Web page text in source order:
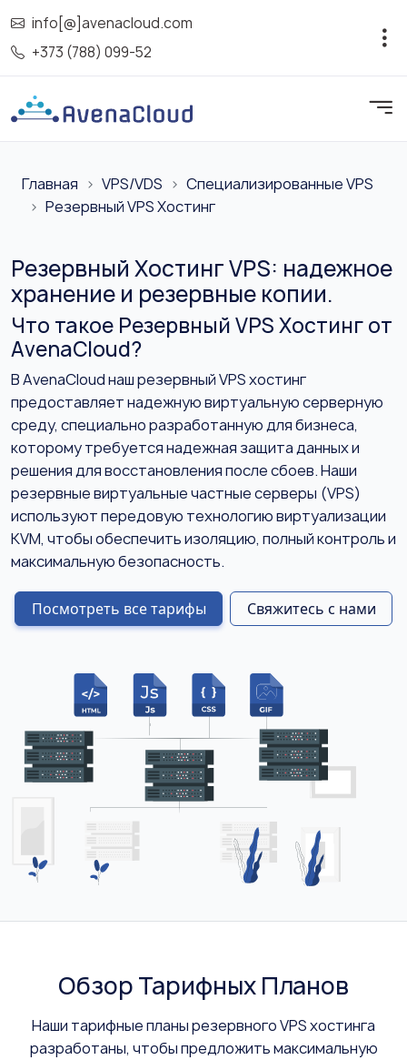
info[@]avenacloud.com
+373 (788) 099-52
Главная VPS/VDS
Специализированные VPS
Резервный VPS Хостинг
Резервный Хостинг VPS: надежное
хранение и резервные копии.
Что такое Резервный VPS Хостинг от
AvenaCloud?
В AvenaCloud наш резервный VPS хостинг
предоставляет надежную виртуальную серверную
среду, специально разработанную для бизнеса,
которому требуется надежная защита данных и
решения для восстановления после сбоев. Наши
резервные виртуальные частные серверы (VPS)
используют передовую технологию виртуализации
KVM, чтобы обеспечить изоляцию, полный контроль и
максимальную безопасность.
Посмотреть все тарифы Свяжитесь с нами
Обзор Тарифных Планов
Наши тарифные планы резервного VPS хостинга
разработаны, чтобы предложить максимальную